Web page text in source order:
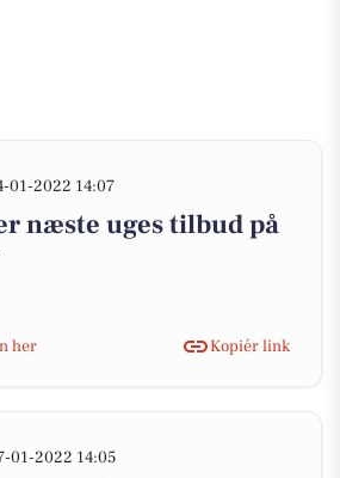
01-2022 14:07
næste uges tilbud på
her
Kopiér link
01-2022 14:05